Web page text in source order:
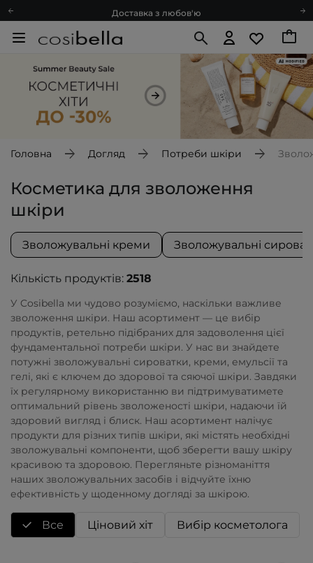
Доставка з любов'ю
Подарункові картки
Рекомендуй нас і отримуй ще більше балів
Запитай косметолога
Подарункові картки
Головна Догляд Потреби шкіри
Косметика для зволоження
шкіри
Зволожувальні креми Зволожувальні
Кількість продуктів: 2518
У Cosibella ми чудово розуміємо, наскільки важливе
зволоження шкіри. Наш асортимент — це вибір
продуктів, ретельно підібраних для задоволення цієї
фундаментальної потреби шкіри. У нас ви знайдете
потужні зволожувальні сироватки, креми, емульсії та
гелі, які є ключем до здорової та сяючої шкіри. Завдяки
їх регулярному використанню ви підтримуватимете
оптимальний рівень зволоженості шкіри, надаючи їй
здоровий вигляд і блиск. Наш асортимент налічує
продукти для різних типів шкіри, які містять необхідні
зволожувальні компоненти, щоб зберегти вашу шкіру
красивою та здоровою. Перегляньте різноманіття
наших зволожувальних засобів і відчуйте їхню
ефективність у щоденному догляді за шкірою.
Все Ціновий хіт Вибір косметолога